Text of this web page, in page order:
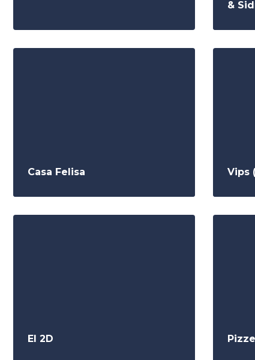
&
Casa Felisa Vips
El 2D